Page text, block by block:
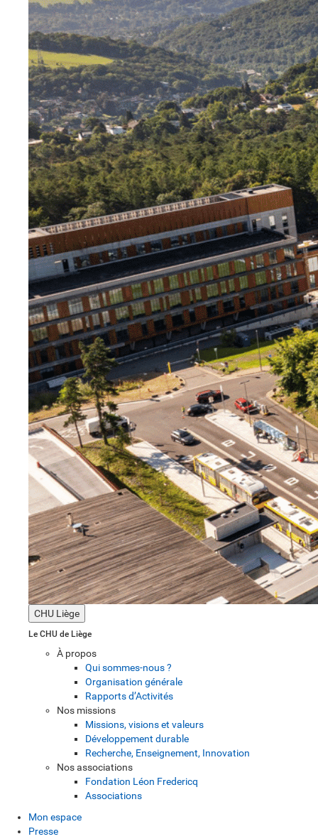
CHU Liège
Le CHU de Liège
À propos
Qui sommes-nous ?
Organisation générale
Rapports d’Activités
Nos missions
Missions, visions et valeurs
Développement durable
Recherche, Enseignement, Innovation
Nos associations
Fondation Léon Fredericq
Associations
Mon espace
Presse